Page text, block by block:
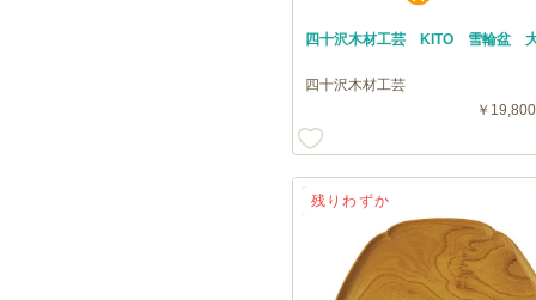
四十沢木材工芸 KITO 雪輪盆
四十沢木材工芸
￥
送料無料
残りわずか